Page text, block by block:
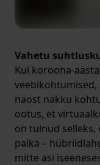
Vahetu
Kui koroona-
näost näkku
ootus, et
on tulnud selleks,
paika –
mitte asi